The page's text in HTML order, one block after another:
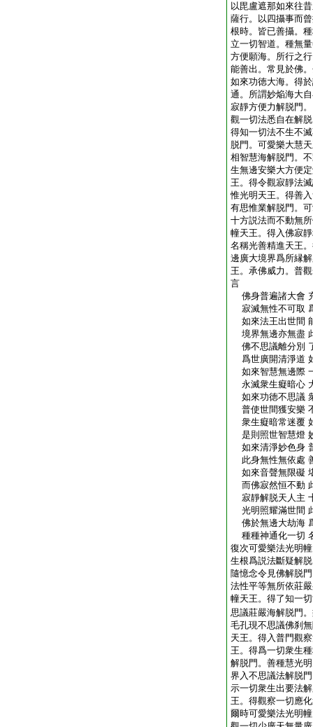
以毘盧遮那如來往
薩行。以四攝事而
根時。皆已善攝。
立一切智道。種無
方便願海。所行之
能善出。常見於佛
如來功徳大海。得
通。所謂妙焔海大
寂靜方便力解脱門
觀一切法悉自在解
得知一切法不生不
脱門。可愛樂大慧
相智慧海解脱門。
生無邊安樂大方便
王。得令觀寂靜法
惟光明天王。得善
有思惟業解脱門。
十方説法而不動無
幢天王。得入佛寂
名稱光善精進天王
邊廣大境界爲所縁
王。承佛威力。普
言
佛身普遍諸大會
寂滅無性不可取
如來法王出世間
境界無邊亦無盡
佛不思議離分別
爲世廣開清淨道
如來智慧無邊際
永滅衆生癡暗心
如來功徳不思議
普使世間獲安樂
衆生癡暗常迷覆
是則照世智慧燈
如來清淨妙色身
此身無性無依處
如來音聲無限礙
而佛寂然恒不動
寂靜解脱天人主
光明照耀滿世間
佛於無邊大劫海
種種神通化一切
復次可愛樂法光明
生根爲説法斷疑解
隨憶念令見佛解脱
法性平等無所依莊
幢天王。得了知一
思議莊嚴海解脱門
毛孔現不思議佛刹
天王。得入普門觀
王。得爲一切衆生
解脱門。善種慧光
界入不思議法解脱
示一切衆生出要法
王。得觀察一切應
爾時可愛樂法光明